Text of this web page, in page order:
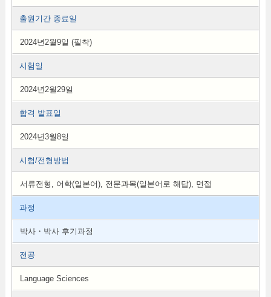
출원기간 종료일
2024년2월9일 (필착)
시험일
2024년2월29일
합격 발표일
2024년3월8일
시험/전형방법
서류전형, 어학(일본어), 전문과목(일본어로 해답), 면접
과정
박사・박사 후기과정
전공
Language Sciences